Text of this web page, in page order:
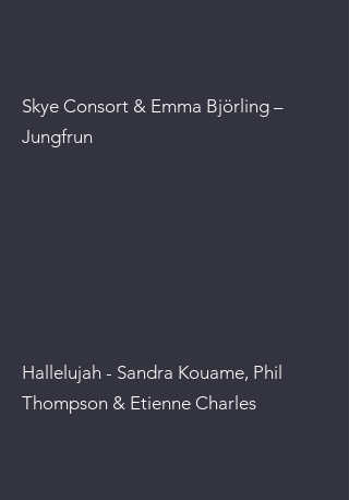
Skye Consort & Emma Björling –
Jungfrun
Hallelujah - Sandra Kouame, Phil
Thompson & Etienne Charles